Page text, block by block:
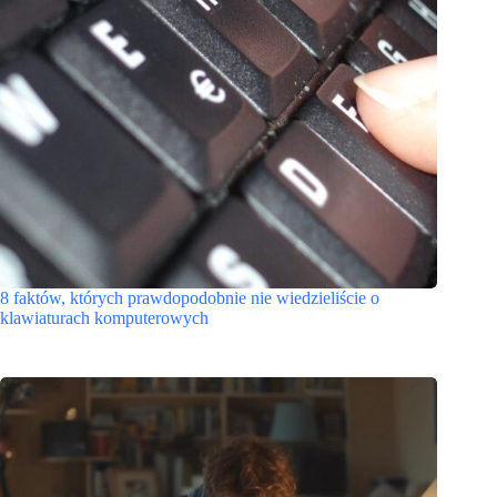
8 faktów, których prawdopodobnie nie wiedzieliście o
klawiaturach komputerowych